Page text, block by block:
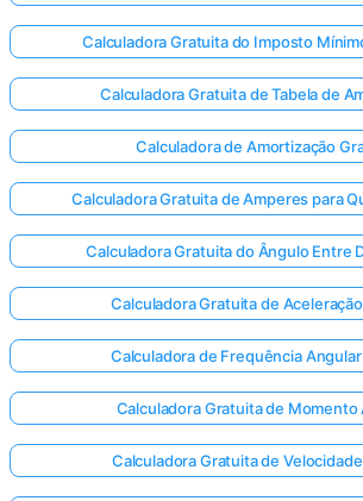
Calculadora Gratuita do Imposto
Calculadora Gratuita de Tabela de
Calculadora de Amortização
Calculadora Gratuita de Amperes para
Calculadora Gratuita do Ângulo Entre
Calculadora Gratuita de
Calculadora de Frequência
Calculadora Gratuita de Momento
Calculadora Gratuita de